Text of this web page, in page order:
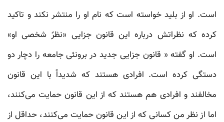
است. او از بلید خواسته است که نام او را منتشر نکند و تاکید
کرده که نظراتش درباره این قانون جزایی «نظرً شخصی او»
است. او گفته « قانون جزایی جدید در برونئی جامعه را دچار دو
دستگی کرده است. افرادی هستند که شدیداً با این قانون
مخالفند و افرادی هم هستند که از این قانون حمایت می‌کنند،
اما از نظر من کسانی که از این قانون حمایت می‌کنند، حداقل از